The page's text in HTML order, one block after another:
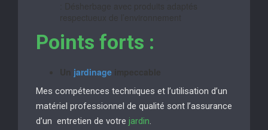
Points forts :
jardinage
Mes compétences techniques et l’utilisation d’un
matériel professionnel de qualité sont l’assurance
d’un entretien de votre jardin.